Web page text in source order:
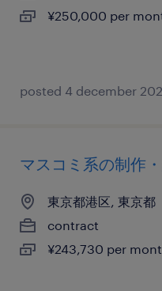
¥250,000 per
posted 4 december
マスコミ系の制作
東京都港区, 東京都
contract
¥243,730 per